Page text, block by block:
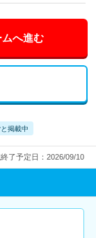
へ進む
掲載中
了予定日：2026/09/10